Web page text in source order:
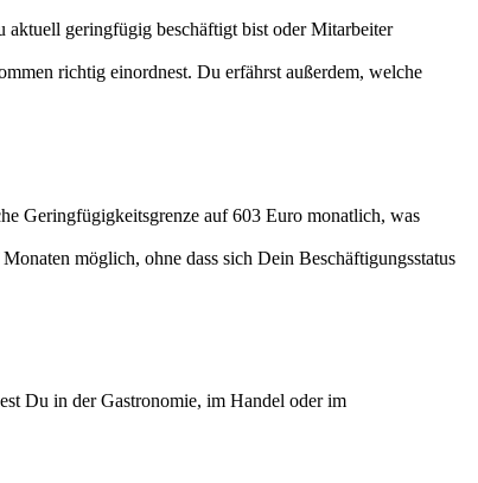
geringfügig beschäftigt bist oder Mitarbeiter
richtig einordnest. Du erfährst außerdem, welche
Geringfügigkeitsgrenze auf 603 Euro monatlich, was
möglich, ohne dass sich Dein Beschäftigungsstatus
Du in der Gastronomie, im Handel oder im